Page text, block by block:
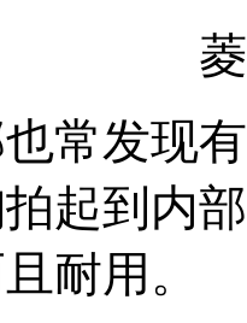
常发现
起到内
耐用。